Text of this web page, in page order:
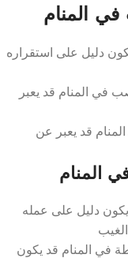
المنام
دليل على استقراره
في المنام قد يعبر
قد يعبر عن
المنام
دليل على عمله
في المنام قد يكون